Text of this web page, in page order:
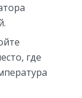
где